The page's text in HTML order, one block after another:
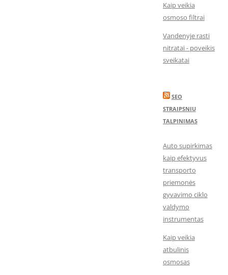
Kaip veikia
osmoso filtrai
Vandenyje rasti
nitratai - poveikis
sveikatai
SEO
STRAIPSNIU
TALPINIMAS
Auto supirkimas
kaip efektyvus
transporto
priemonės
gyvavimo ciklo
valdymo
instrumentas
Kaip veikia
atbulinis
osmosas